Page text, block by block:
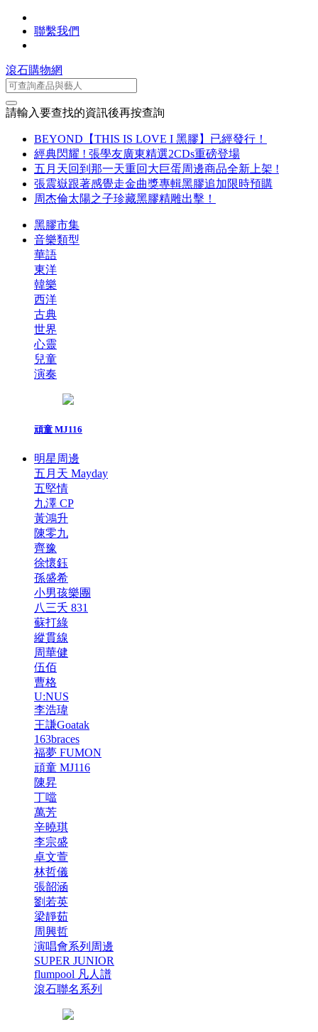
聯繫我們
滾石購物網
請輸入要查找的資訊後再按查詢
BEYOND【THIS IS LOVE I 黑膠】已經發行！
經典閃耀 ! 張學友廣東精選2CDs重磅登場
五月天回到那一天重回大巨蛋周邊商品全新上架 !
張震嶽跟著感覺走金曲獎專輯黑膠追加限時預購
周杰倫太陽之子珍藏黑膠精雕出擊！
黑膠市集
音樂類型
華語
東洋
韓樂
西洋
古典
世界
心靈
兒童
演奏
頑童 MJ116
明星周邊
五月天 Mayday
五堅情
九澤 CP
黃鴻升
陳零九
齊豫
徐懷鈺
孫盛希
小男孩樂團
八三夭 831
蘇打綠
縱貫線
周華健
伍佰
曹格
U:NUS
李浩瑋
王謙Goatak
163braces
福夢 FUMON
頑童 MJ116
陳昇
丁噹
萬芳
辛曉琪
李宗盛
卓文萱
林哲儀
張韶涵
劉若英
梁靜茹
周興哲
演唱會系列周邊
SUPER JUNIOR
flumpool 凡人譜
滾石聯名系列